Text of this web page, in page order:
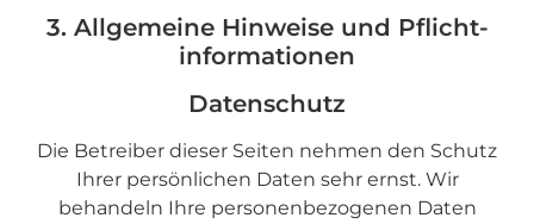
3. Allgemeine Hinweise und Pflicht­
informationen
Datenschutz
Die Betreiber dieser Seiten nehmen den Schutz
Ihrer persönlichen Daten sehr ernst. Wir
behandeln Ihre personenbezogenen Daten